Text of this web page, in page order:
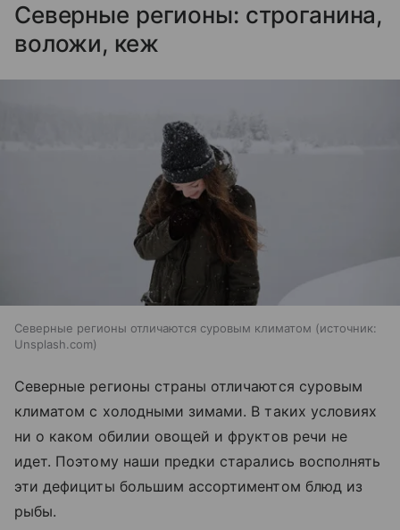
Северные регионы: строганина,
воложи, кеж
Северные регионы отличаются суровым климатом
источник:
Unsplash.com
Северные регионы страны отличаются суровым
климатом с холодными зимами. В таких условиях
ни о каком обилии овощей и фруктов речи не
идет. Поэтому наши предки старались восполнять
эти дефициты большим ассортиментом блюд из
рыбы.